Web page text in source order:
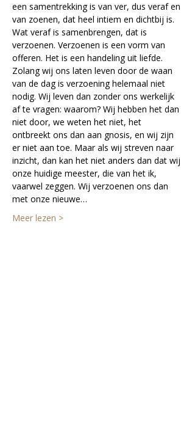
een samentrekking is van ver, dus veraf en
van zoenen, dat heel intiem en dichtbij is.
Wat veraf is samenbrengen, dat is
verzoenen. Verzoenen is een vorm van
offeren. Het is een handeling uit liefde.
Zolang wij ons laten leven door de waan
van de dag is verzoening helemaal niet
nodig. Wij leven dan zonder ons werkelijk
af te vragen: waarom? Wij hebben het dan
niet door, we weten het niet, het
ontbreekt ons dan aan gnosis, en wij zijn
er niet aan toe. Maar als wij streven naar
inzicht, dan kan het niet anders dan dat wij
onze huidige meester, die van het ik,
vaarwel zeggen. Wij verzoenen ons dan
met onze nieuwe…
Meer lezen >